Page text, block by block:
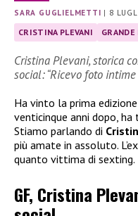
SARA GUGLIELMETTI | 8
CRISTINA PLEVANI GRANDE
Cristina Plevani, storica
social: “Ricevo foto
Ha vinto la prima
venticinque anni dopo,
Stiamo parlando di
più amate in assoluto.
quanto vittima di sexting.
GF, Cristina